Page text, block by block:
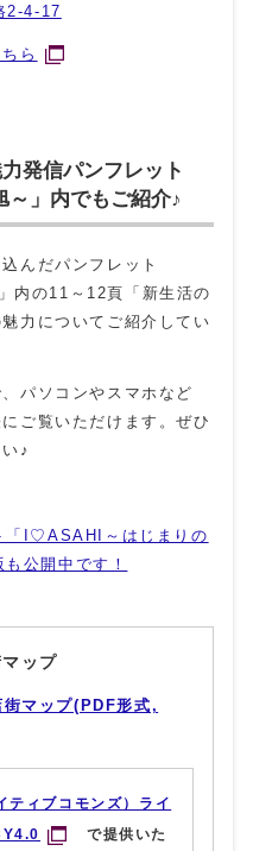
2-4-17
ちら
発信パンフレット
～」内でもご紹介♪
んだパンフレット
内の11～12頁「新生活の
力についてご紹介してい
パソコンやスマホなど
ご覧いただけます。ぜひ
♪
「I♡ASAHI～はじまりの
公開中です！
ップ
マップ(PDF形式,
ティブコモンズ）ライ
で提供いた